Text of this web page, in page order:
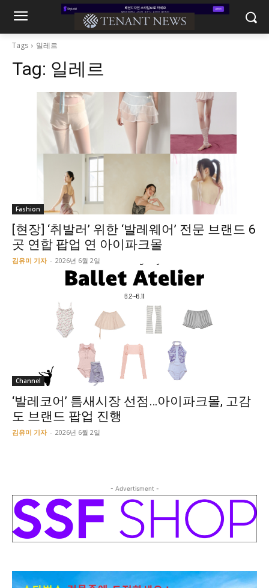
Tags 일레르
Tag: 일레르
Fashion
[현장] ‘취발러’ 위한 ‘발레웨어’ 전문 브랜드 6
곳 연합 팝업 연 아이파크몰
김유미 기자 - 2026년 6월 2일
Channel
‘발레코어’ 틈새시장 선점…아이파크몰, 고감
도 브랜드 팝업 진행
김유미 기자 - 2026년 6월 2일
- Advertisment -